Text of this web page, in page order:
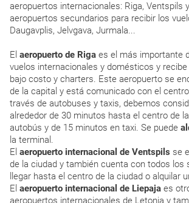
aeropuertos internacionales: Riga, Ventspils
aeropuertos secundarios para recibir los
Daugavplis, Jelvgava, Jurmala...
El aeropuerto de Riga es el más importante
vuelos internacionales y domésticos y
bajo costo y charters. Este aeropuerto se
de la capital y está comunicado con el
través de autobuses y taxis, debemos
alrededor de 30 minutos hasta el centro de
autobús y de 15 minutos en taxi. Se puede
la terminal.
El aeropuerto internacional de Ventspils se
de la ciudad y también cuenta con todos los
llegar hasta el centro de la ciudad o alquilar
El aeropuerto internacional de Liepaja es
aeropuertos internacionales de Letonia y